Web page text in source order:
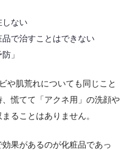
しない
で治すことはできない
」
や肌荒れについても同じこと
慌てて「アクネ用」の洗顔や
ることはありません。
果があるのが化粧品であっ